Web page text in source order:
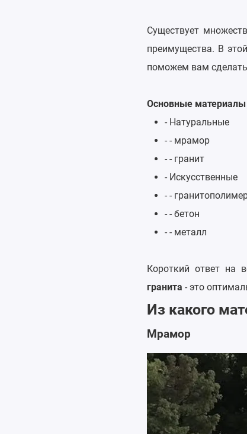
Существует
преимущества. В
поможем вам
Основные материалы
- Натуральные
- - мрамор
- - гранит
- Искусственные
- -
- - бетон
- - металл
Короткий ответ на
гранита - это
Из какого
Мрамор